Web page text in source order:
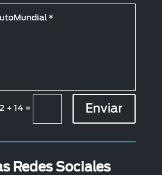
2 + 14 = Enviar
Redes Sociales